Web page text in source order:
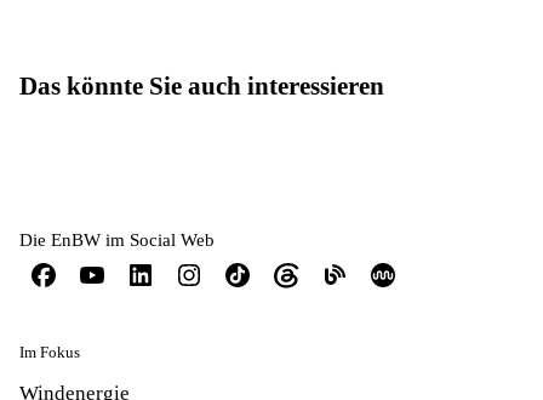
Das könnte Sie auch interessieren
Die EnBW im Social Web
Im Fokus
Windenergie